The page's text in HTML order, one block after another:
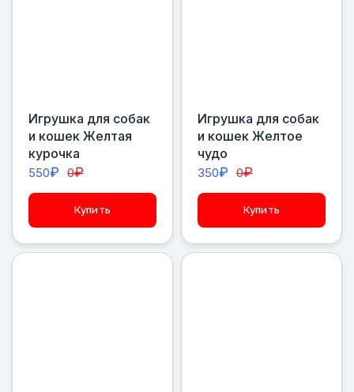
Игрушка для собак
и кошек Желтая
курочка
550₽ 0₽
Купить
Игрушка для собак
и кошек Желтое
чудо
350₽ 0₽
Купить